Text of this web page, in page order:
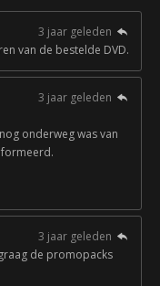
3 jaar geleden
van de bestelde DVD.
3 jaar geleden
onderweg was van
3 jaar geleden
de promopacks